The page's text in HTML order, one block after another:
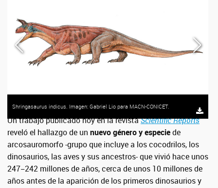
Shringasaurus indicus. Imagen: Gabriel Lio para MACN-CONICET.
Un trabajo publicado hoy en la revistaScientific Reports
reveló el hallazgo de un nuevo género y especiede
arcosauromorfo -grupo que incluye a los cocodrilos, los
dinosaurios, las aves y sus ancestros- que vivió hace unos
247−242 millones de años, cerca de unos 10 millones de
años antes de la aparición de los primeros dinosaurios y